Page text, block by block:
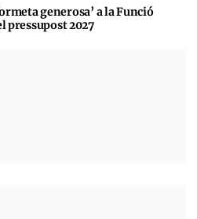
generosa’ a la Funció
pressupost 2027